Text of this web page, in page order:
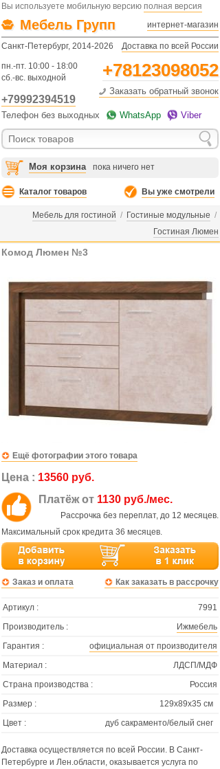
Вы используете мобильную версию полная версия
Мебель Групп интернет-магазин
Санкт-Петербург, 2014-2026 Доставка по всей России
пн.-пт. 10:00 - 18:00
сб.-вс. выходной
+78123098052
+79992394519
Заказать обратный звонок
Телефон без выходных WhatsApp Viber
Моя корзина пока ничего нет
Каталог товаров Вы уже смотрели
Мебель для гостиной / Гостиные модульные /
Гостиная Люмен
Комод Люмен №3
Ещё фотографии этого товара
Цена : 13560 руб.
Платёж от 1130 руб./мес.
Рассрочка без переплат, до 12 месяцев.
Максимальный срок кредита 36 месяцев.
Заказ и оплата Как заказать в рассрочку
Артикул :
7991
Производитель :
Ижмебель
Гарантия :
официальная от производителя
Материал :
ЛДСП/МДФ
Страна производства :
Россия
Размер :
129х89х35 см
Цвет :
дуб сакраменто/белый снег
Доставка осуществляется по всей России. В Санкт-
Петербурге и Лен.области, оказывается услуга по